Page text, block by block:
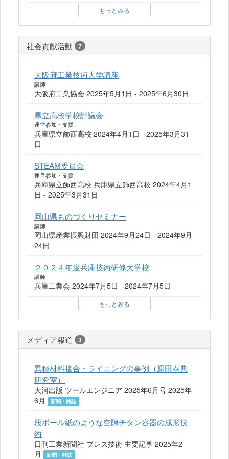
もっとみる
社会貢献活動 7
大阪府工業技術大学講座
講師
大阪府工業協会 2025年5月1日 - 2025年6月30日
県立高校学校評議会
運営参加・支援
兵庫県立飾西高校 2024年4月1日 - 2025年3月31
日
STEAM委員会
運営参加・支援
兵庫県立飾西高校 兵庫県立飾西高校 2024年4月1
日 - 2025年3月31日
岡山県ものづくりセミナー
講師
岡山県産業振興財団 2024年9月24日 - 2024年9月
24日
２０２４年度兵庫技術研修大学校
講師
兵庫工業会 2024年7月5日 - 2024年7月5日
もっとみる
メディア報道 3
異種材料接合・ライニングの事例（原田泰典
研究室）
大河出版 ツールエンジニア 2025年6月号 2025年
6月
新聞・雑誌
段ボール紙のような空隙チタン容器の成形技
術
日刊工業新聞社 プレス技術 主要記事 2025年2
月
新聞・雑誌